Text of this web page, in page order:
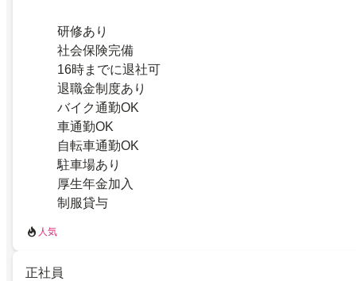
研修あり
社会保険完備
16時までに退社可
退職金制度あり
バイク通勤OK
車通勤OK
自転車通勤OK
駐車場あり
厚生年金加入
制服貸与
人気
正社員